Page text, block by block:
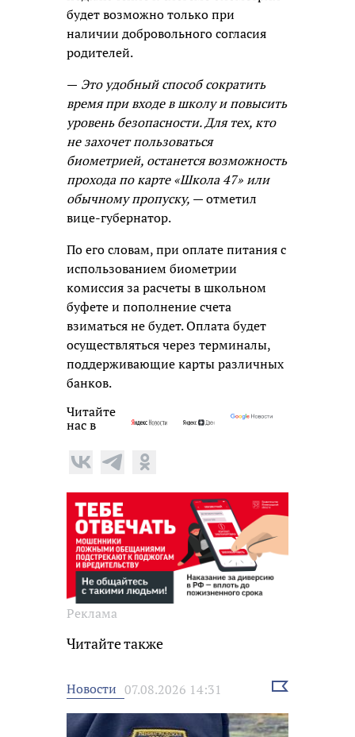
будет возможно только при
наличии добровольного согласия
родителей.
— Это удобный способ сократить
время при входе в школу и повысить
уровень безопасности. Для тех, кто
не захочет пользоваться
биометрией, останется возможность
прохода по карте «Школа 47» или
обычному пропуску, — отметил
вице-губернатор.
По его словам, при оплате питания с
использованием биометрии
комиссия за расчеты в школьном
буфете и пополнение счета
взиматься не будет. Оплата будет
осуществляться через терминалы,
поддерживающие карты различных
банков.
Читайте
нас в
Реклама
Читайте также
Новости 07.08.2026 14:31
Выбрать